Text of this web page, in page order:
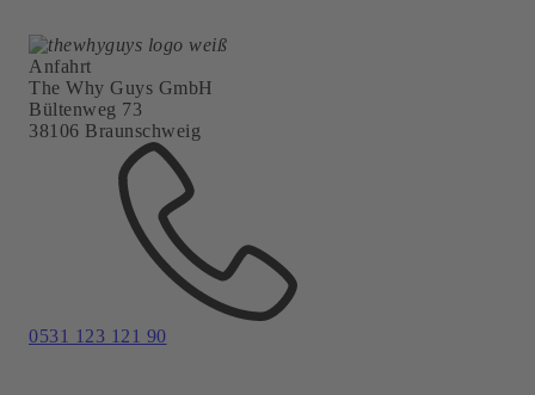
Anfahrt
The Why Guys GmbH
Bültenweg 73
38106 Braunschweig
0531 123 121 90